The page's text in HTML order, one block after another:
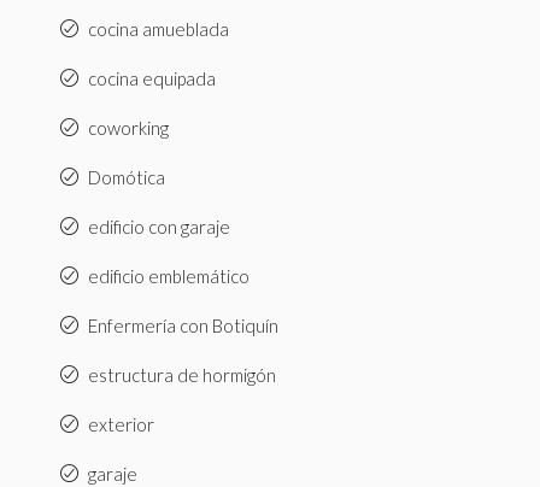
cocina amueblada
cocina equipada
coworking
Domótica
edificio con garaje
edificio emblemático
Enfermería con Botiquín
estructura de hormigón
exterior
garaje